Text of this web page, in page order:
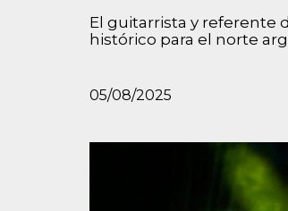
El guitarrista y referente
histórico para el norte
05/08/2025